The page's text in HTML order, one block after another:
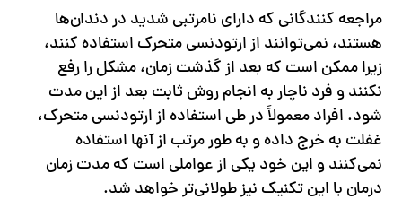
مراجعه کنندگانی که دارای نامرتبی شدید در دندان‌ها
هستند، نمی‌توانند از ارتودنسی متحرک استفاده کنند،
زیرا ممکن است که بعد از گذشت زمان، مشکل را رفع
نکنند و فرد ناچار به انجام روش ثابت بعد از این مدت
شود. افراد معمولاً در طی استفاده از ارتودنسی متحرک،
غفلت به خرج داده و به طور مرتب از آنها استفاده
نمی‌کنند و این خود یکی از عواملی است که مدت زمان
درمان با این تکنیک نیز طولانی‌تر خواهد شد.